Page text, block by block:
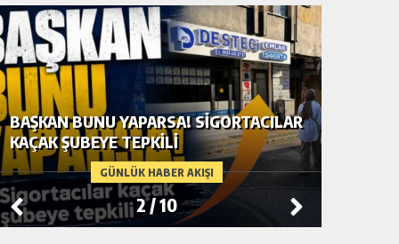
GÜNLÜK HABER AKIŞI
BAŞKAN BUNU YAPARSA! SIGORTACILAR
KAÇAK ŞUBEYE TEPKILI
2/10